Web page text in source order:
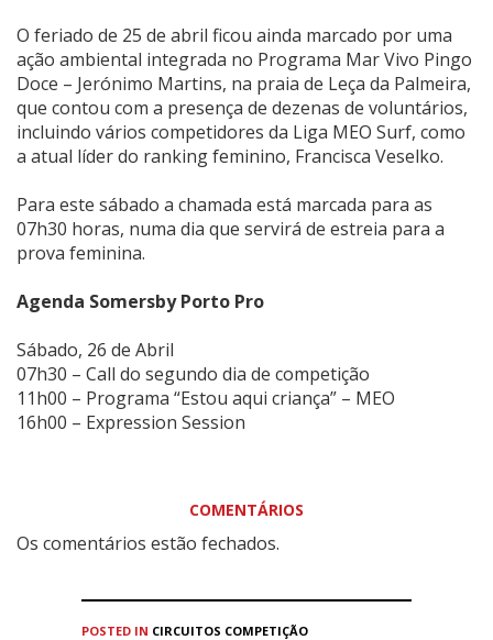
O feriado de 25 de abril ficou ainda marcado por uma
ação ambiental integrada no Programa Mar Vivo Pingo
Doce – Jerónimo Martins, na praia de Leça da Palmeira,
que contou com a presença de dezenas de voluntários,
incluindo vários competidores da Liga MEO Surf, como
a atual líder do ranking feminino, Francisca Veselko.
Para este sábado a chamada está marcada para as
07h30 horas, numa dia que servirá de estreia para a
prova feminina.
Agenda Somersby Porto Pro
Sábado, 26 de Abril
07h30 – Call do segundo dia de competição
11h00 – Programa “Estou aqui criança” – MEO
16h00 – Expression Session
COMENTÁRIOS
Os comentários estão fechados.
POSTED IN CIRCUITOS COMPETIÇÃO